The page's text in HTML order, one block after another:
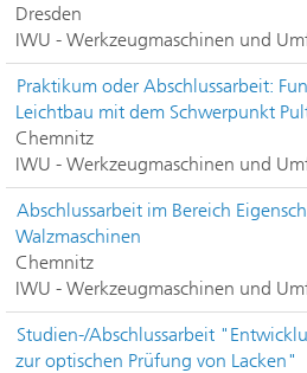
Dresden
IWU - Werkzeugmaschinen und
Praktikum oder Abschlussarbeit:
Leichtbau mit dem Schwerpunkt
Chemnitz
IWU - Werkzeugmaschinen und
Abschlussarbeit im Bereich
Walzmaschinen
Chemnitz
IWU - Werkzeugmaschinen und
Studien-/Abschlussarbeit
zur optischen Prüfung von Lacken"